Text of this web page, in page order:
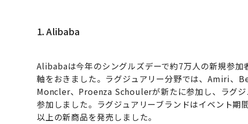
1. Alibaba
Alibabaは今年のシングルズデーで約7万人の新規参
軸をおきました。ラグジュアリー分野では、Amiri
Moncler、Proenza Schoulerが新たに参加し、ラグ
参加しました。ラグジュアリーブランドはイベント
以上の新商品を発売しました。